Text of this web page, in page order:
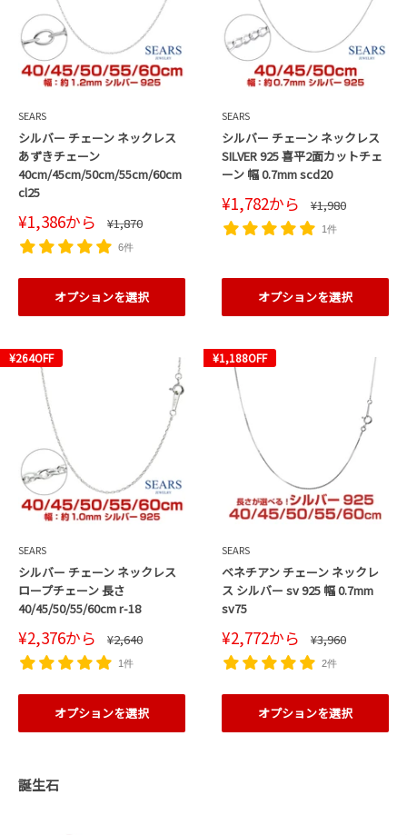
SEARS
シルバー チェーン ネックレス
あずきチェーン
40cm/45cm/50cm/55cm/60cm
cl25
販
売
価
¥1,386から 通
常
価
格
¥1,870
6件
オプションを選択
SEARS
シルバー チェーン ネックレス
SILVER 925 喜平2面カットチェ
ーン 幅 0.7mm scd20
販
売
価
¥1,782から 通
常
価
格
¥1,980
1件
オプションを選択
¥264OFF
SEARS
シルバー チェーン ネックレス
ロープチェーン 長さ
40/45/50/55/60cm r-18
販
売
価
¥2,376から 通
常
価
格
¥2,640
1件
オプションを選択
¥1,188OFF
SEARS
ベネチアン チェーン ネックレ
ス シルバー sv 925 幅 0.7mm
sv75
販
売
価
¥2,772から 通
常
価
格
¥3,960
2件
オプションを選択
誕生石